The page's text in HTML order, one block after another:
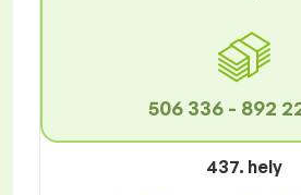
506 336 - 892
437. hely